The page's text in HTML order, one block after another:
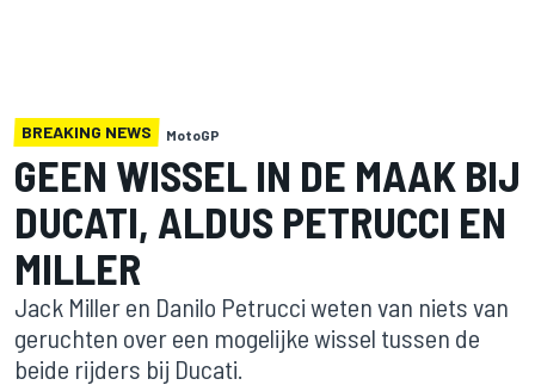
BREAKING NEWS MotoGP
GEEN WISSEL IN DE MAAK BIJ
DUCATI, ALDUS PETRUCCI EN
MILLER
Jack Miller en Danilo Petrucci weten van niets van
geruchten over een mogelijke wissel tussen de
beide rijders bij Ducati.